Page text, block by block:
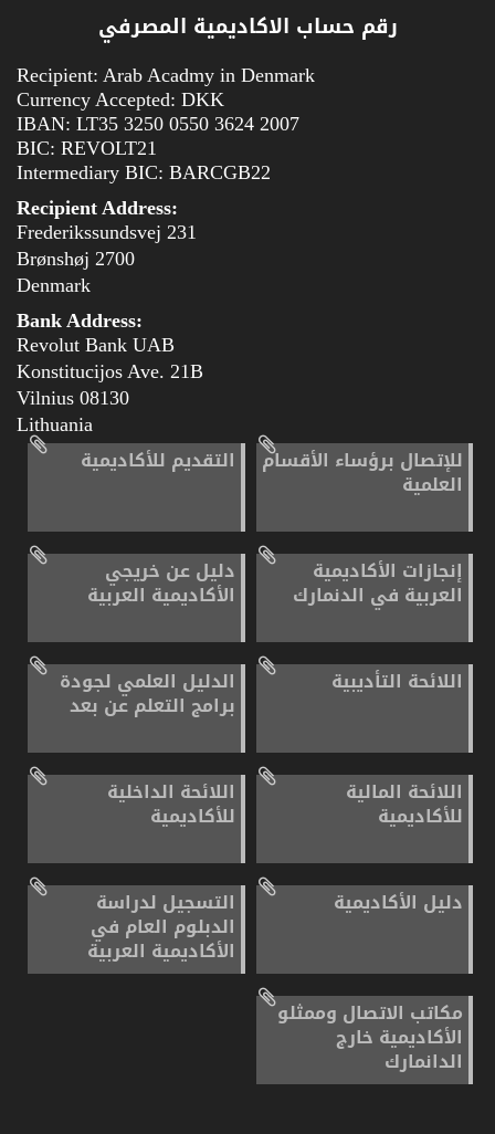
رقم حساب الاكاديمية المصرفي
Recipient: Arab Acadmy in Denmark
Currency Accepted: DKK
IBAN: LT35 3250 0550 3624 2007
BIC: REVOLT21
Intermediary BIC: BARCGB22
Recipient Address:
Frederikssundsvej 231
2700 Brønshøj
Denmark
Bank Address:
Revolut Bank UAB
Konstitucijos Ave. 21B
08130 Vilnius
Lithuania
للإتصال برؤساء الأقسام
العلمية
التقديم للأكاديمية
إنجازات الأكاديمية
العربية في الدنمارك
دليل عن خريجي
الأكاديمية العربية
اللائحة التأديبية الدليل العلمي لجودة
برامج التعلم عن بعد
اللائحة المالية
للأكاديمية
اللائحة الداخلية
للأكاديمية
دليل الأكاديمية التسجيل لدراسة
الدبلوم العام في
الأكاديمية العربية
مكاتب الاتصال وممثلو
الأكاديمية خارج
الدانمارك